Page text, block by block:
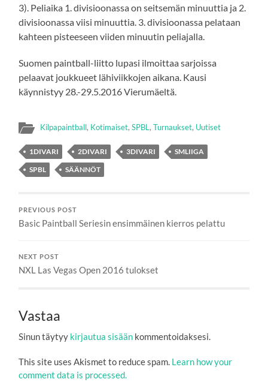
3). Peliaika 1. divisioonassa on seitsemän minuuttia ja 2.
divisioonassa viisi minuuttia. 3. divisioonassa pelataan
kahteen pisteeseen viiden minuutin peliajalla.
Suomen paintball-liitto lupasi ilmoittaa sarjoissa
pelaavat joukkueet lähiviikkojen aikana. Kausi
käynnistyy 28.-29.5.2016 Vierumäeltä.
Kilpapaintball, Kotimaiset,SPBL,Turnaukset, Uutiset
1DIVARI 2DIVARI 3DIVARI
SMLIIGA
SPBL
SÄÄNNÖT
PREVIOUS POST
Basic Paintball Seriesin ensimmäinen kierros pelattu
NEXT POST
NXL Las Vegas Open 2016 tulokset
Vastaa
Sinun täytyy kirjautua sisään kommentoidaksesi.
This site uses Akismet to reduce spam. Learn how your
comment data is processed.